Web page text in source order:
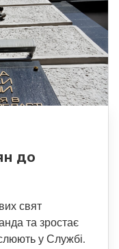
до
свят
та зростає
у Службі.